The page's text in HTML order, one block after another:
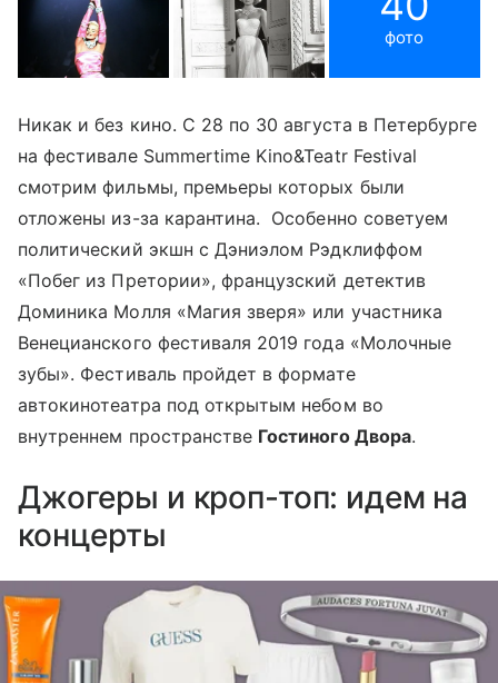
фото
Никак и без кино. С 28 по 30 августа в Петербурге
на фестивале Summertime Kino&Teatr Festival
смотрим фильмы, премьеры которых были
отложены из-за карантина. Особенно советуем
политический экшн с Дэниэлом Рэдклиффом
«Побег из Претории», французский детектив
Доминика Молля «Магия зверя» или участника
Венецианского фестиваля 2019 года «Молочные
зубы». Фестиваль пройдет в формате
автокинотеатра под открытым небом во
внутреннем пространстве Гостиного Двора.
Джогеры и кроп-топ: идем на
концерты